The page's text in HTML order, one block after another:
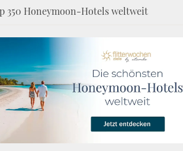
350 Honeymoon-Hotels weltweit